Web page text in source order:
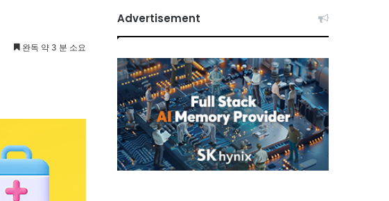
완독 약 3 분 소요
Advertisement